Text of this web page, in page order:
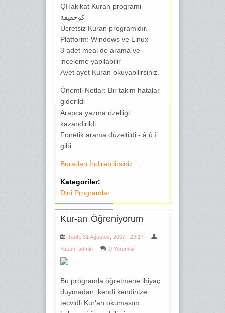
QHakikat Kuran programi
كوحقيقة
Ücretsiz Kuran programidır.
Platform: Windows ve Linux
3 adet meal de arama ve
inceleme yapilabilir
Ayet ayet Kuran okuyabilirsiniz.
Önemli Notlar: Bir takim hatalar
giderildi
Arapca yazma özelligi
kazandirildi
Fonetik arama düzeltildi - â û î
gibi...
Buradan İndirebilirsiniz...
Kategoriler:
Dini Programlar
Kur-an Öğreniyorum
Tarih: 31 Ağustos, 2007 - 23:17
Yazan: admin 0 Yorumlar
Bu programla öğretmene ihiyaç
duymadan, kendi kendinize
tecvidli Kur'an okumasını